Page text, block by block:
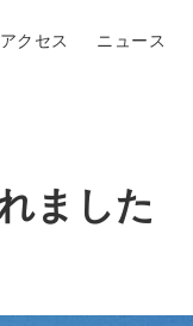
アクセス ニュース
ました